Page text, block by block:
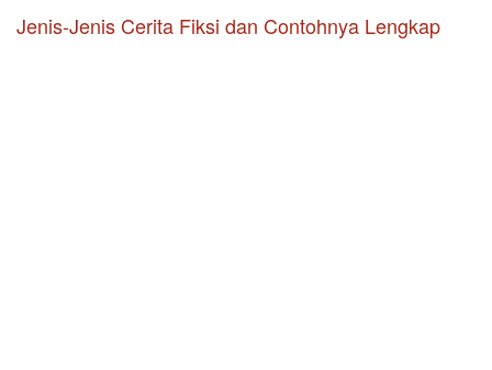
Jenis-Jenis Cerita Fiksi dan Contohnya Lengkap